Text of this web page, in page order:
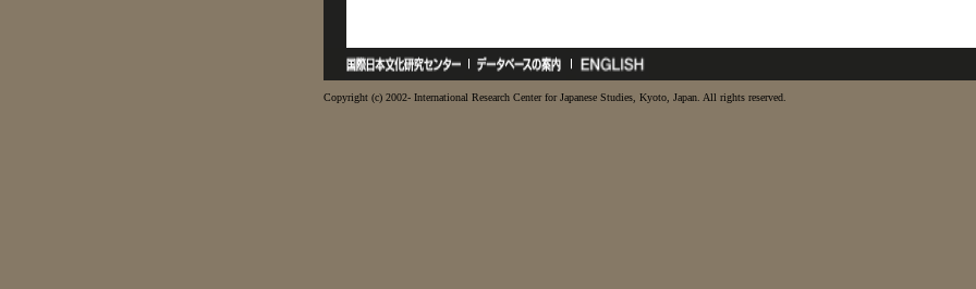
Copyright (c) 2002- International Research Center for Japanese Studies, Kyoto, Japan. All rights reserved.